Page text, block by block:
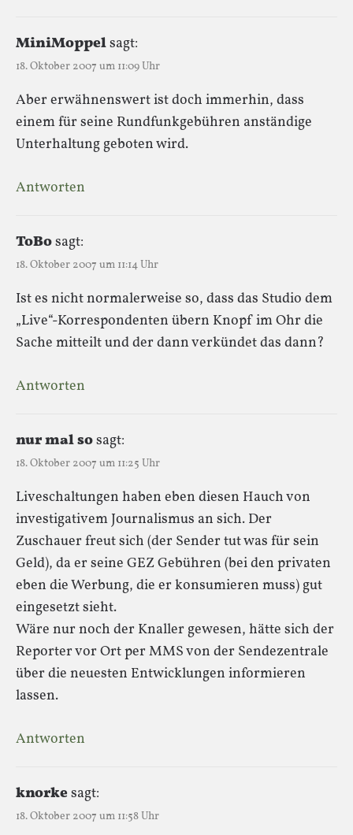
MiniMoppelsagt:
18. Oktober 2007 um 11:09 Uhr
Aber erwähnenswert ist doch immerhin, dass
einem für seine Rundfunkgebühren anständige
Unterhaltung geboten wird.
Antworten
ToBosagt:
18. Oktober 2007 um 11:14 Uhr
Ist es nicht normalerweise so, dass das Studio dem
„Live“-Korrespondenten übern Knopf im Ohr die
Sache mitteilt und der dann verkündet das dann?
Antworten
nur mal sosagt:
18. Oktober 2007 um 11:25 Uhr
Liveschaltungen haben eben diesen Hauch von
investigativem Journalismus an sich. Der
Zuschauer freut sich (der Sender tut was für sein
Geld), da er seine GEZ Gebühren (bei den privaten
eben die Werbung, die er konsumieren muss) gut
eingesetzt sieht.
Wäre nur noch der Knaller gewesen, hätte sich der
Reporter vor Ort per MMS von der Sendezentrale
über die neuesten Entwicklungen informieren
lassen.
Antworten
knorkesagt:
18. Oktober 2007 um 11:58 Uhr